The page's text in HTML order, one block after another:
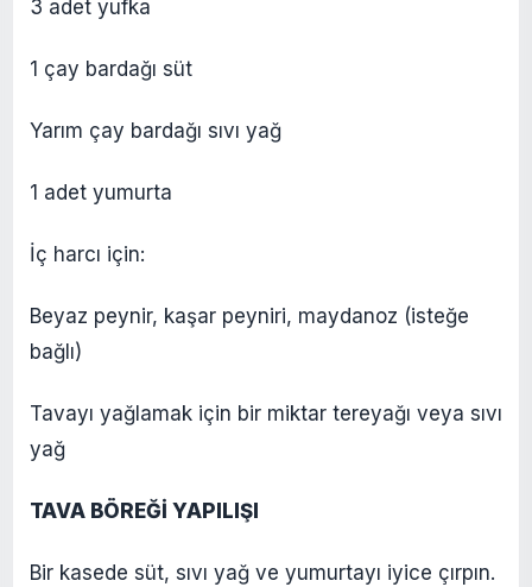
3 adet yufka
1 çay bardağı süt
Yarım çay bardağı sıvı yağ
1 adet yumurta
İç harcı için:
Beyaz peynir, kaşar peyniri, maydanoz (isteğe
bağlı)
Tavayı yağlamak için bir miktar tereyağı veya sıvı
yağ
TAVA BÖREĞİ YAPILIŞI
Bir kasede süt, sıvı yağ ve yumurtayı iyice çırpın.